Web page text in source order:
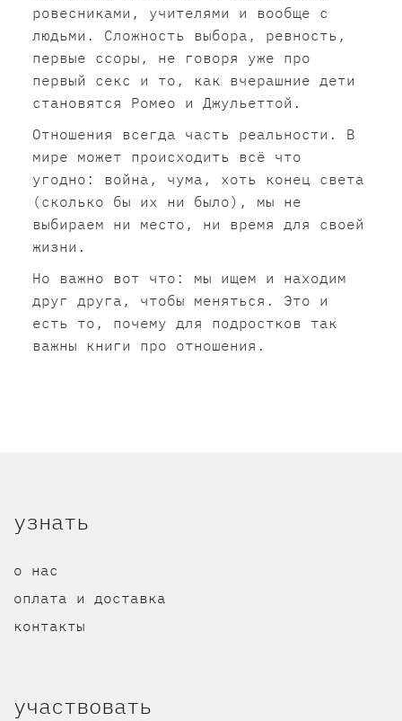
ровесниками, учителями и вообще с
людьми. Сложность выбора, ревность,
первые ссоры, не говоря уже про
первый секс и то, как вчерашние дети
становятся Ромео и Джульеттой.
Отношения всегда часть реальности. В
мире может происходить всё что
угодно: война, чума, хоть конец света
(сколько бы их ни было), мы не
выбираем ни место, ни время для своей
жизни.
Но важно вот что: мы ищем и находим
друг друга, чтобы меняться. Это и
есть то, почему для подростков так
важны книги про отношения.
узнать
о нас
оплата и доставка
контакты
участвовать